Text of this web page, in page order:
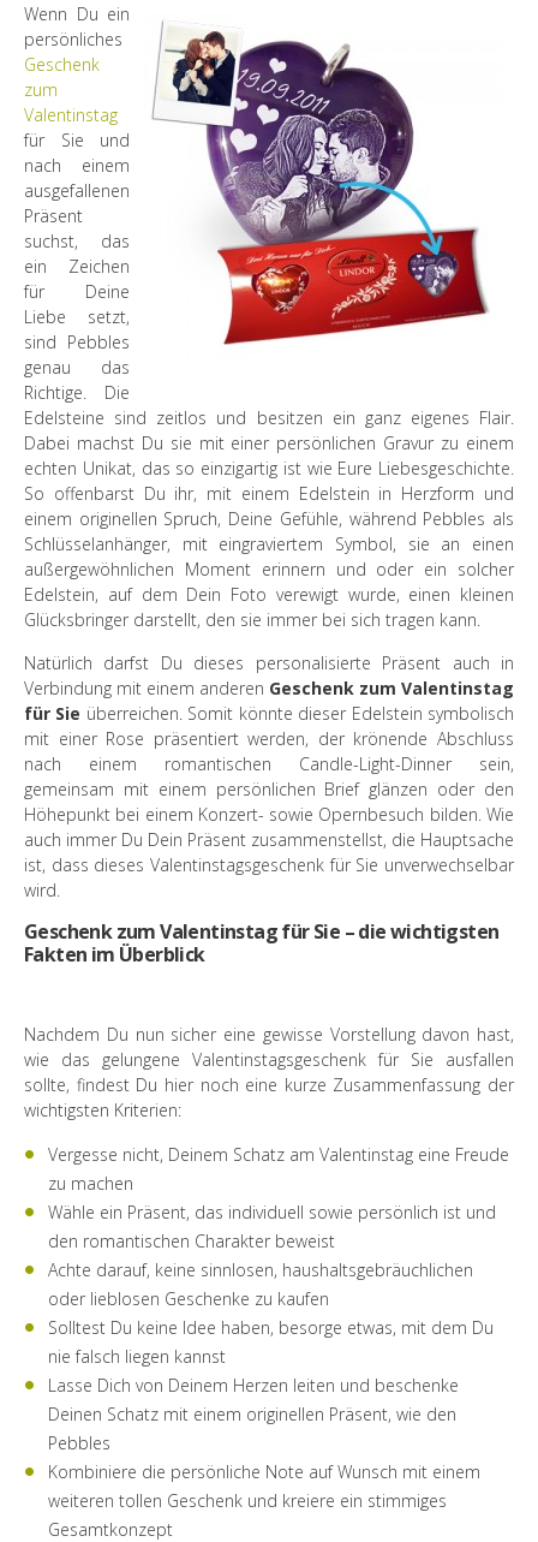
Wenn Du ein
persönliches
Geschenk
zum
Valentinstag
für Sie und
nach einem
ausgefallenen
Präsent
suchst, das
ein Zeichen
für Deine
Liebe setzt,
sind Pebbles
genau das
Richtige. Die
Edelsteine sind zeitlos und besitzen ein ganz eigenes Flair.
Dabei machst Du sie mit einer persönlichen Gravur zu einem
echten Unikat, das so einzigartig ist wie Eure Liebesgeschichte.
So offenbarst Du ihr, mit einem Edelstein in Herzform und
einem originellen Spruch, Deine Gefühle, während Pebbles als
Schlüsselanhänger, mit eingraviertem Symbol, sie an einen
außergewöhnlichen Moment erinnern und oder ein solcher
Edelstein, auf dem Dein Foto verewigt wurde, einen kleinen
Glücksbringer darstellt, den sie immer bei sich tragen kann.
Natürlich darfst Du dieses personalisierte Präsent auch in
Verbindung mit einem anderen Geschenk zum Valentinstag
für Sie überreichen. Somit könnte dieser Edelstein symbolisch
mit einer Rose präsentiert werden, der krönende Abschluss
nach einem romantischen Candle-Light-Dinner sein,
gemeinsam mit einem persönlichen Brief glänzen oder den
Höhepunkt bei einem Konzert- sowie Opernbesuch bilden. Wie
auch immer Du Dein Präsent zusammenstellst, die Hauptsache
ist, dass dieses Valentinstagsgeschenk für Sie unverwechselbar
wird.
Geschenk zum Valentinstag für Sie – die wichtigsten
Fakten im Überblick
Nachdem Du nun sicher eine gewisse Vorstellung davon hast,
wie das gelungene Valentinstagsgeschenk für Sie ausfallen
sollte, findest Du hier noch eine kurze Zusammenfassung der
wichtigsten Kriterien:
Vergesse nicht, Deinem Schatz am Valentinstag eine Freude
zu machen
Wähle ein Präsent, das individuell sowie persönlich ist und
den romantischen Charakter beweist
Achte darauf, keine sinnlosen, haushaltsgebräuchlichen
oder lieblosen Geschenke zu kaufen
Solltest Du keine Idee haben, besorge etwas, mit dem Du
nie falsch liegen kannst
Lasse Dich von Deinem Herzen leiten und beschenke
Deinen Schatz mit einem originellen Präsent, wie den
Pebbles
Kombiniere die persönliche Note auf Wunsch mit einem
weiteren tollen Geschenk und kreiere ein stimmiges
Gesamtkonzept